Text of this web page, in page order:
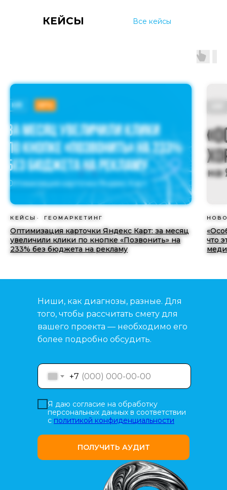
КЕЙСЫ Все кейсы
КЕЙСЫ ГЕОМАРКЕТИНГ
Оптимизация карточки Яндекс Карт: за месяц
увеличили клики по кнопке «Позвонить» на
233% без бюджета на рекламу
что
Ниши, как диагнозы, разные. Для
того, чтобы рассчитать смету для
вашего проекта — необходимо его
более подробно обсудить.
+7
Я даю согласие на обработку
персональных данных в соответствии
с политикой конфиденциальности
ПОЛУЧИТЬ АУДИТ